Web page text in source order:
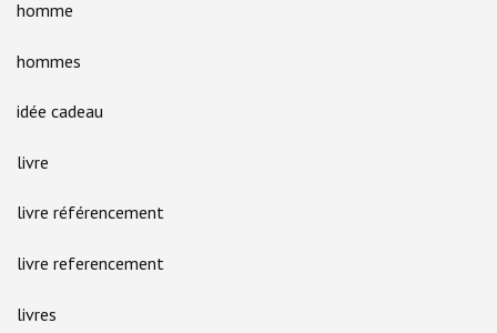
homme
hommes
idée cadeau
livre
livre référencement
livre referencement
livres